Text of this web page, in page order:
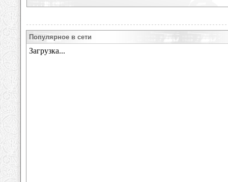
Популярное в сети